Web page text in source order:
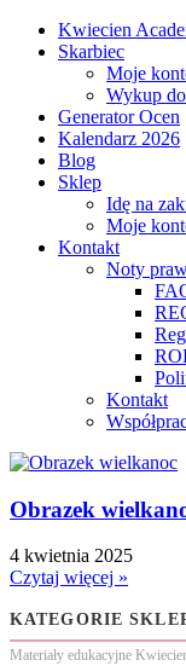
Kwiecien
Skarbiec
Moje
Wykup
Generator Ocen
Kalendarz 2026
Blog
Sklep
Idę na
Moje
Kontakt
Noty
Kontakt
Obrazek
4 kwietnia 2025
Czytaj więcej »
KATEGORIE
Materiały edukacyjne